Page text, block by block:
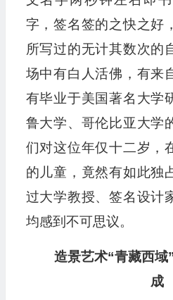
字，签名签的之快之好
所写过的无计其数次的
场中有白人活佛，有来
有毕业于美国著名大学
鲁大学、哥伦比亚大学
们对这位年仅十二岁，
的儿童，竟然有如此独
过大学教授、签名设计
均感到不可思议。
造景艺术“青藏西域
成